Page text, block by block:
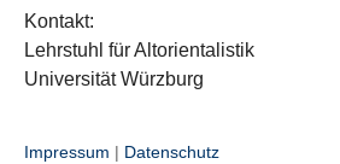
Kontakt:
Lehrstuhl für Altorientalistik
Universität Würzburg
Impressum | Datenschutz